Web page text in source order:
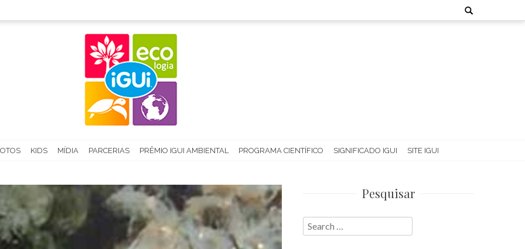
Search
for:
KIDS MÍDIA PARCERIAS PRÊMIO IGUI AMBIENTAL PROGRAMA CIENTÍFICO SIGNIFICADO IGUI SITE IGUI
Pesquisar
Search
for: